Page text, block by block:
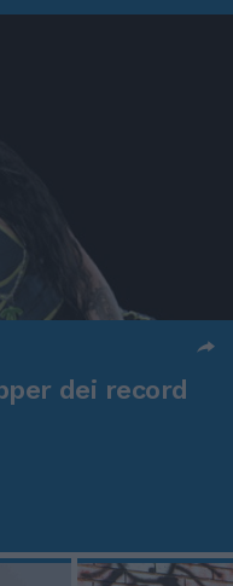
dei record